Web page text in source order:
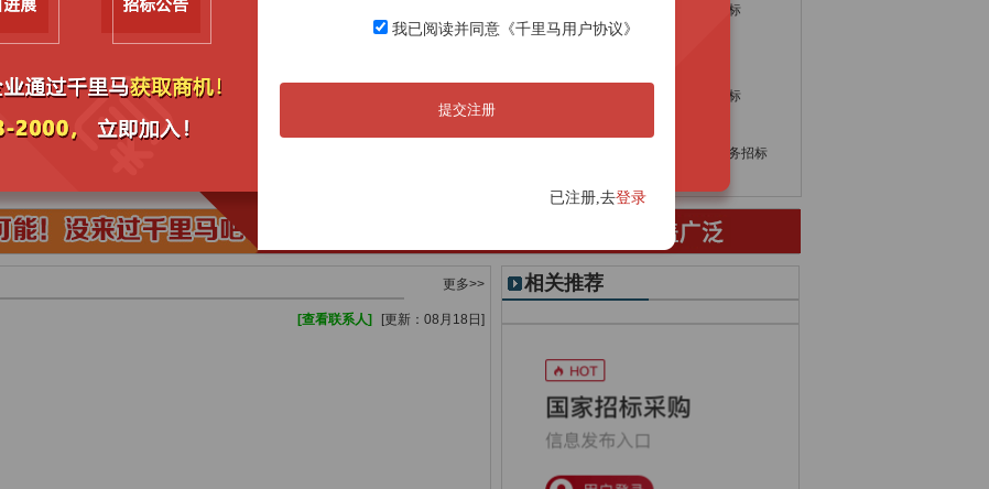
07月15日
购置5台空调，1台打印机框架协议采购合同
08月06日
智慧农业招标
模具招标
机电设备招标
专项法律服务招标
更多>>
[查看联系人] [更新：08月18日]
相关推荐
我已阅读并同意《千里马用户协议》
提交注册
已注册,去登录